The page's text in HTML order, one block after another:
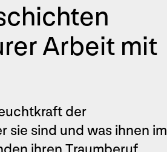
Arbeit mit
der
sie sind und was ihnen im